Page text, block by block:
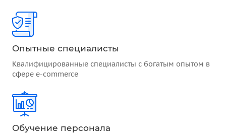
Опытные специалисты
Квалифицированные специалисты с богатым опытом в
сфере e-commerce
Обучение персонала